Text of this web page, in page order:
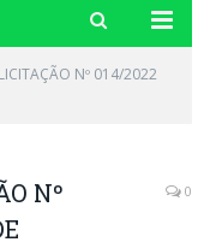
Nº 014/2022
Nº
0